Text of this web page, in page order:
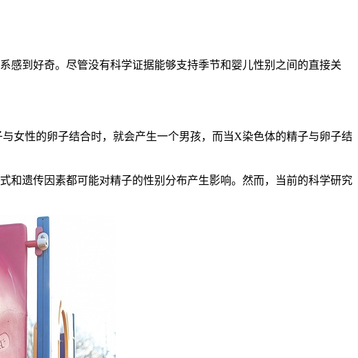
到好奇。尽管没有科学证据能够支持季节和婴儿性别之间的直接关
性的卵子结合时，就会产生一个男孩，而当X染色体的精子与卵子结
遗传因素都可能对精子的性别分布产生影响。然而，当前的科学研究